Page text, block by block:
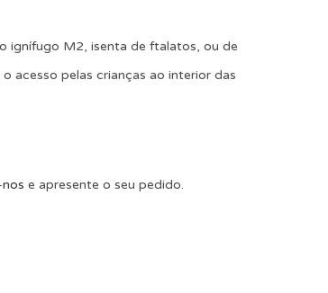
ignífugo M2, isenta de ftalatos, ou de
acesso pelas crianças ao interior das
e apresente o seu pedido.